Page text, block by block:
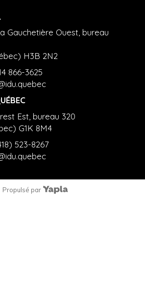
Gauchetière Ouest, bureau
H3B 2N2
866-3625
Est, bureau 320
G1K 8M4
523-8267
Propulsé par